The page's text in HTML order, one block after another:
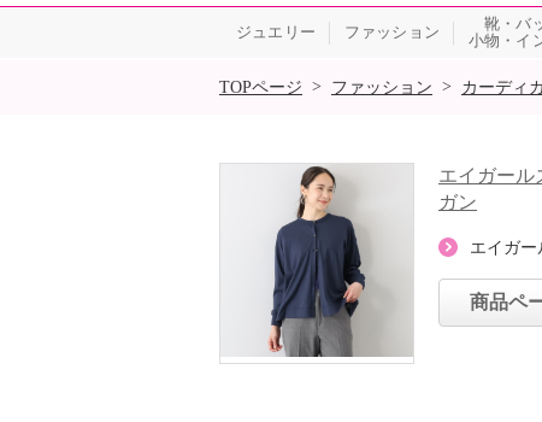
ジュエリー ファッション
靴・バ
小物・イ
SALE
TOPページ > ファッション > カーディ
エイガー
ガン
エイガー
商品ペ